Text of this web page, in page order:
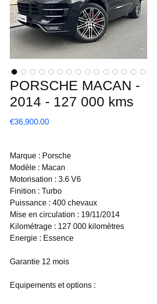
PORSCHE MACAN -
2014 - 127 000 kms
€36,900.00Price
Marque : Porsche
Modèle : Macan
Motorisation : 3.6 V6
Finition : Turbo
Puissance : 400 chevaux
Mise en circulation : 19/11/2014
Kilométrage : 127 000 kilomètres
Energie : Essence
Garantie 12 mois
Equipements et options :